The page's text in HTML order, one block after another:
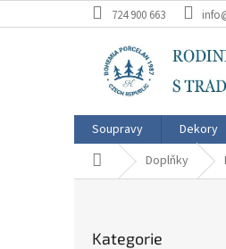
na
724 900 663
Soupravy Dekory
Domů Doplňky
kategorie
Kategorie